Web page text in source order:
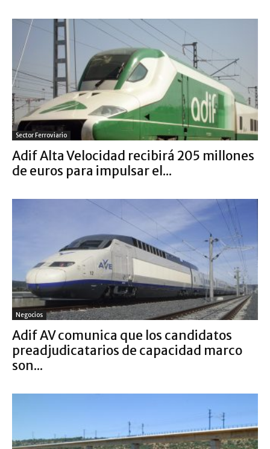
Sector Ferroviario
Adif Alta Velocidad recibirá 205 millones
de euros para impulsar el...
Negocios
Adif AV comunica que los candidatos
preadjudicatarios de capacidad marco
son...